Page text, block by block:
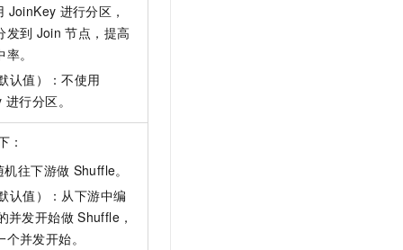
JoinKey 进行分区，
发到 Join 节点，提高
。
认值）：不使用
进行分区。
：
往下游做 Shuffle。
认值）：从下游中编
并发开始做 Shuffle，
并发开始。